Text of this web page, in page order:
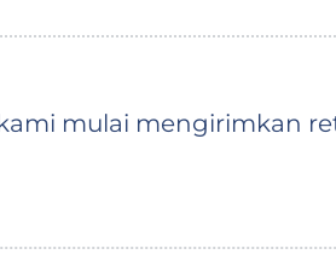
kami mulai mengirimkan